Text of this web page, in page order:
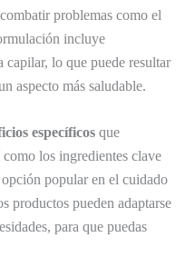
problemas como el
incluye
capilar, lo que puede resultar
aspecto más saludable.
específicos que
los ingredientes clave
popular en el cuidado
productos pueden adaptarse
para que puedas